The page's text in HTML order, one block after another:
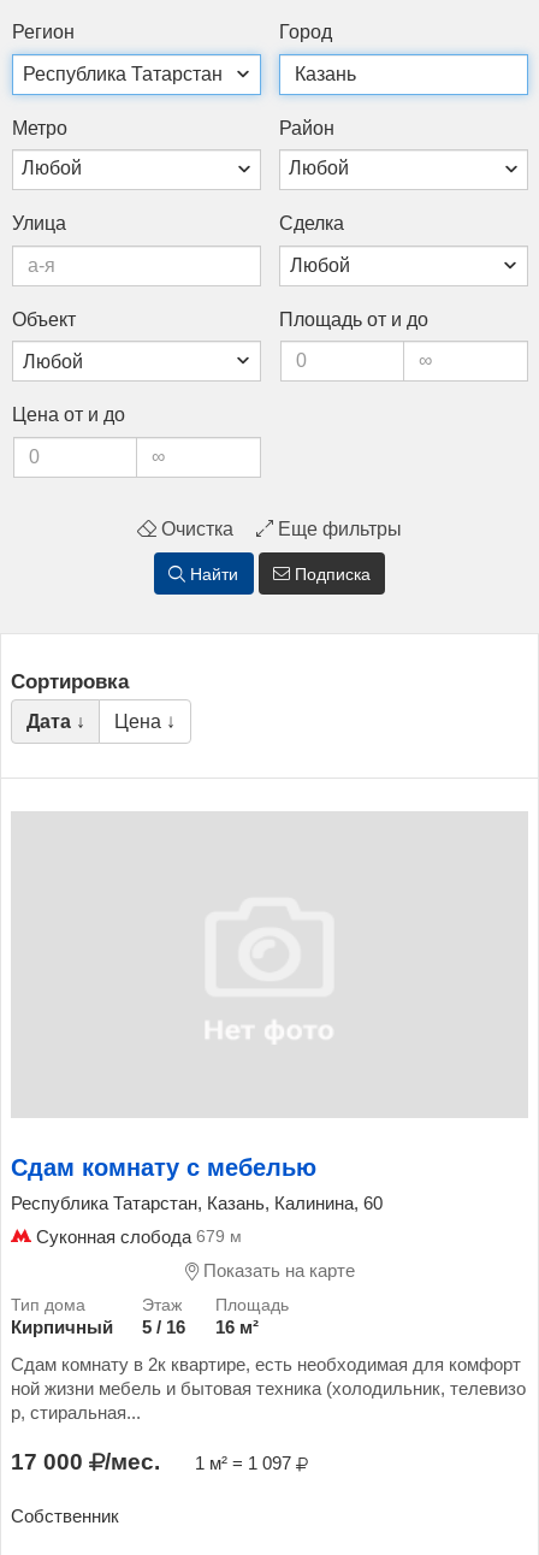
Ре­ги­он Го­род
Мет­ро
Любой
Рай­он
Любой
Ули­ца Сдел­ка
Объ­ект Пло­щадь от и до
Це­на от и до
Очистка Еще фильтры
Найти Подписка
Сортировка
Дата ↓ Цена ↓
Сдам комнату с мебелью
Республика Татарстан, Казань, Калинина, 60
Суконная слобода 679 м
Показать на карте
Кирпичный 5 / 16
16 м²
Сдам комнату в 2к квартире, есть необходимая для комфорт
ной жизни мебель и бытовая техника (холодильник, телевизо
р, стиральная...
17 000 /мес. 1 м² = 1 097
Собственник